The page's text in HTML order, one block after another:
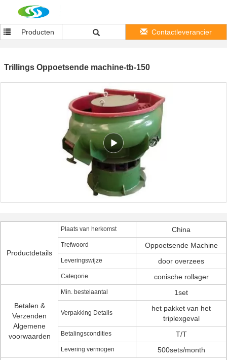
Producten Contactleverancier
Trillings Oppoetsende machine-tb-150
Productdetails
Plaats van herkomst China
Trefwoord Oppoetsende Machine
Leveringswijze door overzees
Categorie conische rollager
Betalen &
Verzenden
Algemene
voorwaarden
Min. bestelaantal 1set
Verpakking Details
het pakket van het
triplexgeval
Betalingscondities T/T
Levering vermogen
500sets/month